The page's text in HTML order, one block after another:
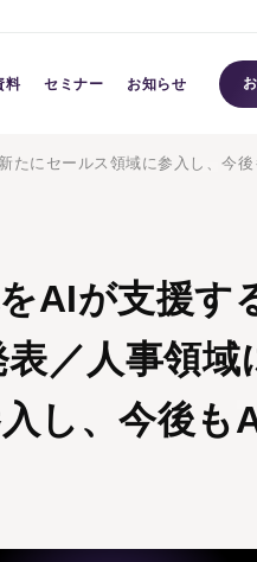
料 セミナー お知らせ
たにセールス領域に参入し、今
AIが支援す
／人事領域
し、今後も